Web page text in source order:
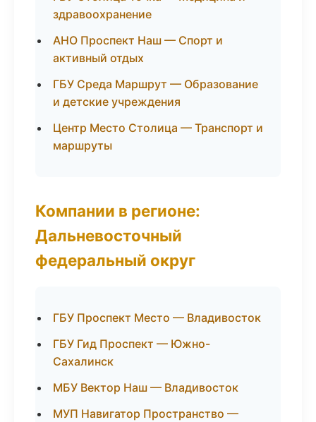
здравоохранение
АНО Проспект Наш — Спорт и
активный отдых
ГБУ Среда Маршрут — Образование
и детские учреждения
Центр Место Столица — Транспорт и
маршруты
Компании в регионе:
Дальневосточный
федеральный округ
ГБУ Проспект Место — Владивосток
ГБУ Гид Проспект — Южно-
Сахалинск
МБУ Вектор Наш — Владивосток
МУП Навигатор Пространство —